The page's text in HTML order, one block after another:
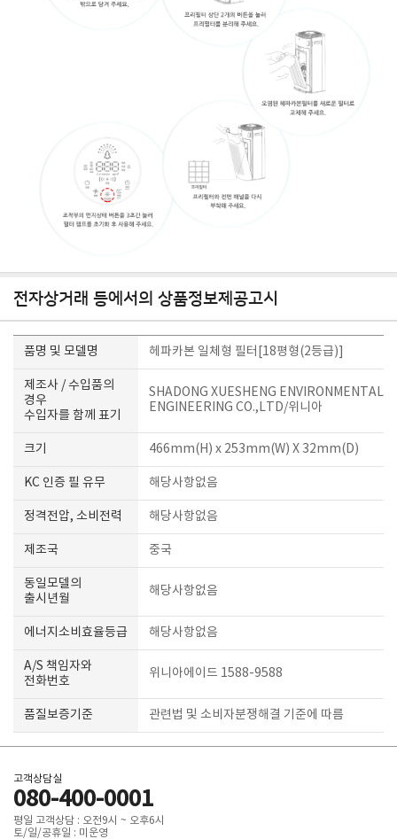
전자상거래 등에서의 상품정보제공고시
품명 및 모델명 헤파카본 일체형 필터[18평형(2등급)]
제조사 / 수입품의
경우
수입자를 함께 표기
SHADONG XUESHENG ENVIRONMENTAL
ENGINEERING CO.,LTD/위니아
크기 466mm(H) x 253mm(W) X 32mm(D)
KC 인증 필 유무 해당사항없음
정격전압, 소비전력 해당사항없음
제조국 중국
동일모델의
출시년월
해당사항없음
에너지소비효율등급 해당사항없음
A/S 책임자와
전화번호
위니아에이드 1588-9588
품질보증기준 관련법 및 소비자분쟁해결 기준에 따름
고객상담실
080-400-0001
평일 고객상담 : 오전9시 ~ 오후6시
토/일/공휴일 : 미운영